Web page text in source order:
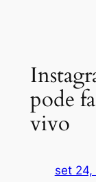
pode
vivo
set 24,